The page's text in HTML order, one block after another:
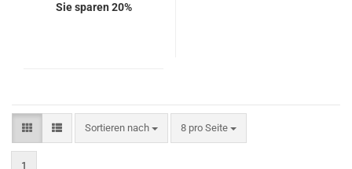
Sie sparen 20%
Sortieren nach
Sortieren nach 8 pro Seite
pro Seite
1